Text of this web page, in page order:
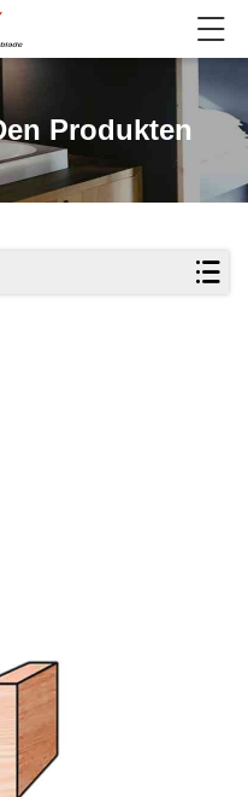
Produkten